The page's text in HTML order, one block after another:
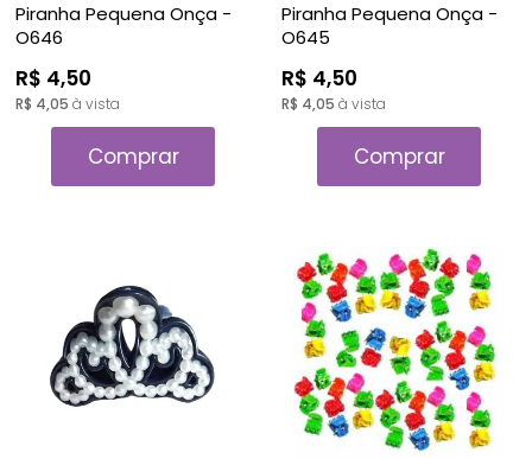
Piranha Pequena Onça -
O646
R$ 4,50
R$ 4,05 à vista
Comprar
Piranha Pequena Onça -
O645
R$ 4,50
R$ 4,05 à vista
Comprar